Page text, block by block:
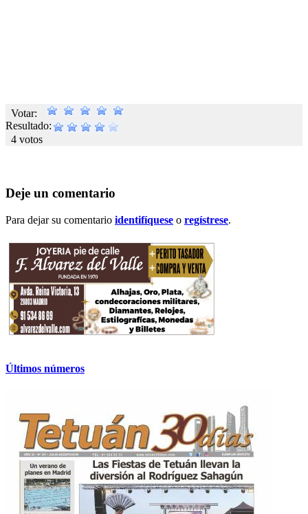
Votar:
Resultado:
4 votos
Deje un comentario
Para dejar su comentario identifíquese o regístrese.
Últimos números